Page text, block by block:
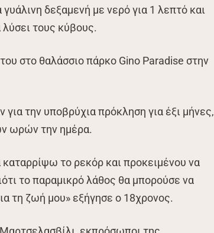
δεξαμενή με νερό για 1 λεπτό και
τους κύβους.
στο θαλάσσιο πάρκο Gino Paradise στην
την υποβρύχια πρόκληση για έξι μήνες,
ωρών την ημέρα.
το ρεκόρ και προκειμένου να
το παραμικρό λάθος θα μπορούσε να
τη ζωή μου» εξήγησε ο 18χρονος.